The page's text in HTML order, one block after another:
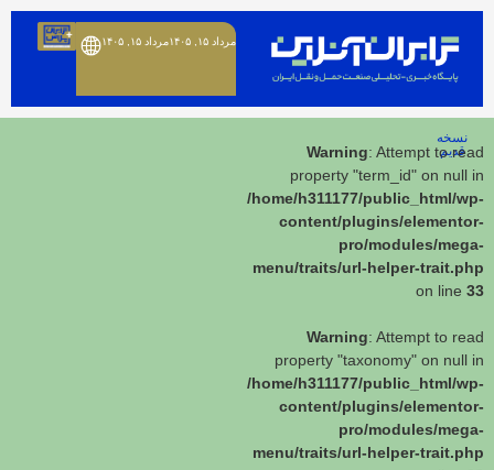
مرداد ۱۵, ۱۴۰۵ مرداد ۱۵, ۱۴۰۵
نسخه
قدیم
Warning: Attempt to read
property "term_id" on null in
/home/h311177/public_html/wp-
content/plugins/elementor-
pro/modules/mega-
menu/traits/url-helper-trait.php
on line 33
Warning: Attempt to read
property "taxonomy" on null in
/home/h311177/public_html/wp-
content/plugins/elementor-
pro/modules/mega-
menu/traits/url-helper-trait.php